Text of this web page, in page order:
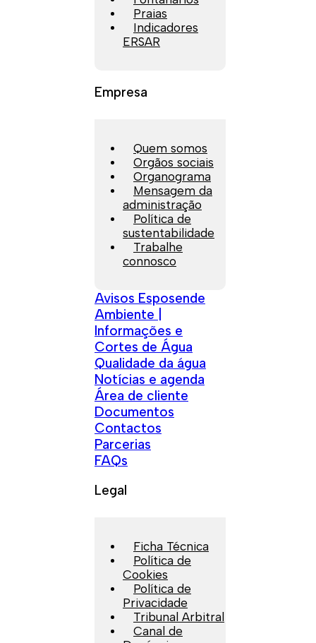
Praias
Indicadores
ERSAR
Empresa
Quem somos
Orgãos sociais
Organograma
Mensagem da
administração
Política de
sustentabilidade
Trabalhe
connosco
Avisos Esposende
Ambiente |
Informações e
Cortes de Água
Qualidade da água
Notícias e agenda
Área de cliente
Documentos
Contactos
Parcerias
FAQs
Legal
Ficha Técnica
Política de
Cookies
Política de
Privacidade
Tribunal Arbitral
Canal de